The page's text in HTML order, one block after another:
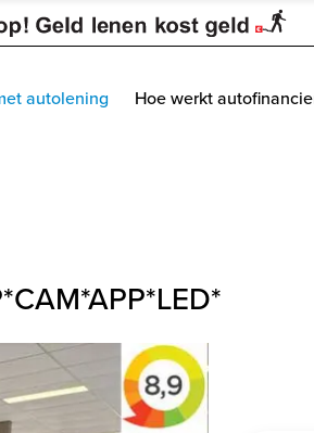
autolening Hoe werkt